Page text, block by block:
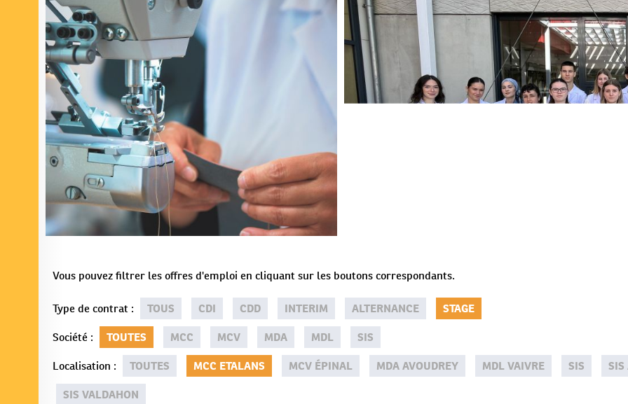
Vous pouvez filtrer les offres d'emploi en cliquant sur les boutons correspondants.
Type de contrat : TOUS CDI CDD INTERIM ALTERNANCE
STAGE
Société : TOUTES MCC MCV MDA MDL
SIS
Localisation : TOUTES MCC ETALANS MCV ÉPINAL MDA AVOUDREY MDL VAIVRE SIS
SIS
SIS VALDAHON